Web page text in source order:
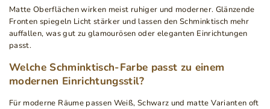
Matte Oberflächen wirken meist ruhiger und moderner. Glänzende
Fronten spiegeln Licht stärker und lassen den Schminktisch mehr
auffallen, was gut zu glamourösen oder eleganten Einrichtungen
passt.
Welche Schminktisch-Farbe passt zu einem
modernen Einrichtungsstil?
Für moderne Räume passen Weiß, Schwarz und matte Varianten oft